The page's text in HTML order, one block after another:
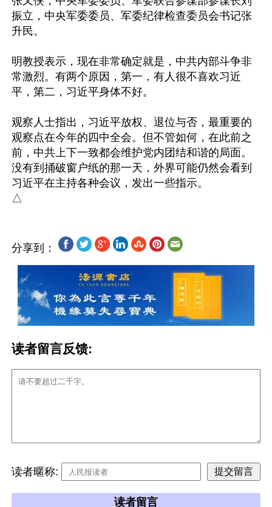
振立，中央军委委员、军委纪律检查委员会书记张
升民。
明教授表示，现在非常确定就是，中共内部斗争非
常激烈。有两个原因，第一，有人很不喜欢习近
平，第二，习近平身体不好。
观察人士指出，习近平放权、退位与否，最重要的
观察点在今年的四中全会。但不管如何，在此前之
前，中共上下一致都会维护党内团结和谐的局面。
没有到捅破窗户纸的那一天，外界可能仍然会看到
习近平在主持各种会议，发出一些指示。
分享到：
读者留言反馈:
读者暱称:
读者留言